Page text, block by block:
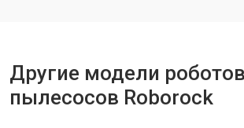
Другие модели
пылесосов Roborock